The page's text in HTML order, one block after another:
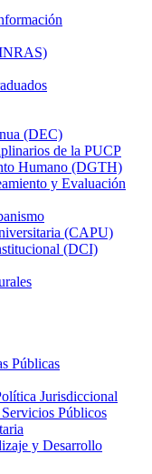
(DEC)
de la PUCP
Humano (DGTH)
y Evaluación
(CAPU)
(DCI)
Públicas
Jurisdiccional
Públicos
y Desarrollo